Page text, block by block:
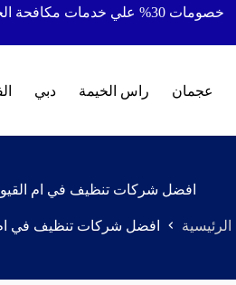
خصومات 30% علي خدمات مكافحة الحشرات
عجمان راس الخيمة دبي
افضل شركات تنظيف في ام
الرئيسية افضل شركات تنظيف في ام